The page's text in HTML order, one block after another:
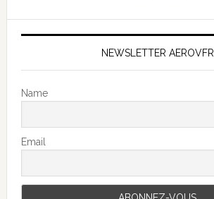
NEWSLETTER AEROVFR
Name
Email